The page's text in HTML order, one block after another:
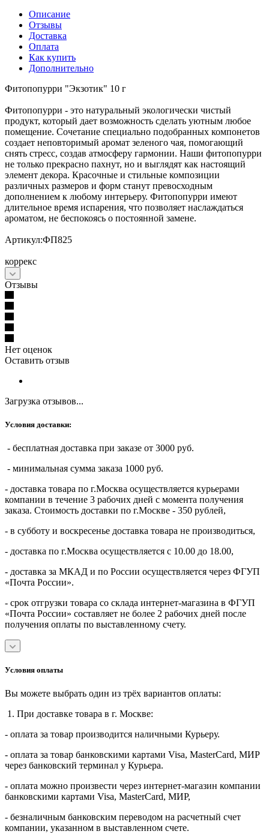
Описание
Отзывы
Доставка
Оплата
Как купить
Дополнительно
Фитопопурри "Экзотик" 10 г
Фитопопурри - это натуральный экологически чистый
продукт, который дает возможность сделать уютным любое
помещение. Сочетание специально подобранных компонетов
создает неповторимый аромат зеленого чая, помогающий
снять стресс, создав атмосферу гармонии. Наши фитопопурри
не только прекрасно пахнут, но и выглядят как настоящий
элемент декора. Красочные и стильные композиции
различных размеров и форм станут превосходным
дополнением к любому интерьеру. Фитопопурри имеют
длительное время испарения, что позволяет наслаждаться
ароматом, не беспокоясь о постоянной замене.
Артикул:ФП825
коррекс
Отзывы
Нет оценок
Оставить отзыв
Загрузка отзывов...
Условия доставки:
- бесплатная доставка при заказе от 3000 руб.
- минимальная сумма заказа 1000 руб.
- доставка товара по г.Москва осуществляется курьерами
компании в течение 3 рабочих дней с момента получения
заказа. Стоимость доставки по г.Москве - 350 рублей,
- в субботу и воскресенье доставка товара не производиться,
- доставка по г.Москва осуществляется с 10.00 до 18.00,
- доставка за МКАД и по России осуществляется через ФГУП
«Почта России».
- срок отгрузки товара со склада интернет-магазина в ФГУП
«Почта России» составляет не более 2 рабочих дней после
получения оплаты по выставленному счету.
Условия оплаты
Вы можете выбрать один из трёх вариантов оплаты:
1. При доставке товара в г. Москве:
- оплата за товар производится наличными Курьеру.
- оплата за товар банковскими картами Visa, MasterСard, МИР
через банковский терминал у Курьера.
- оплата можно произвести через интернет-магазин компании
банковскими картами Visa, MasterСard, МИР,
- безналичным банковским переводом на расчетный счет
компании, указанном в выставленном счете.